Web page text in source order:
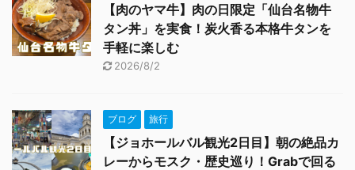
【肉のヤマ牛】肉の日限定「仙台名物牛
タン丼」を実食！炭火香る本格牛タンを
手軽に楽しむ
2026/8/2
ブログ 旅行
【ジョホールバル観光2日目】朝の絶品カ
レーからモスク・歴史巡り！Grabで回る